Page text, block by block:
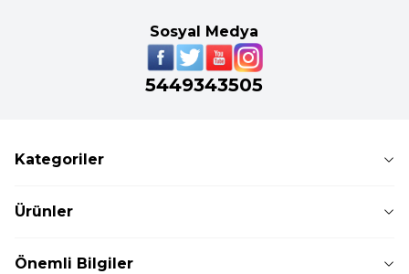
Sosyal Medya
5449343505
Kategoriler
Ürünler
Önemli Bilgiler